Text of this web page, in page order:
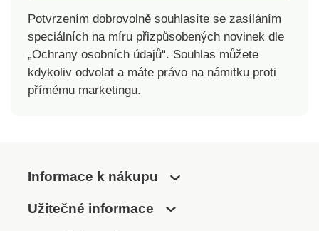
Potvrzením dobrovolně souhlasíte se zasíláním
speciálních na míru přizpůsobených novinek dle
„Ochrany osobních údajů“. Souhlas můžete
kdykoliv odvolat a máte právo na námitku proti
přímému marketingu.
Informace k nákupu
Užitečné informace